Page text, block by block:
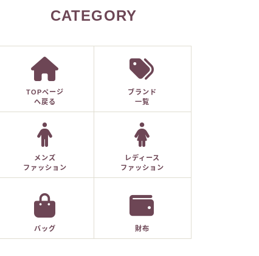
CATEGORY
TOPページ
へ戻る
ブランド
一覧
メンズ
ファッション
レディース
ファッション
バッグ 財布